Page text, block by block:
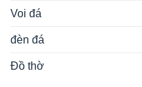
Voi đá
đèn đá
Đồ thờ